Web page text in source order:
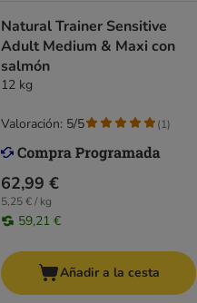
Natural Trainer Sensitive
Adult Medium & Maxi con
salmón
12 kg
62,99 €
5,25 € / kg
59,21 €
Valoración: 5/5 (1)
Añadir a la cesta